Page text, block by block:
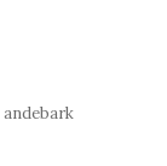
andebark